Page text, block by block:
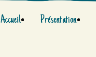
Accueil Présentation